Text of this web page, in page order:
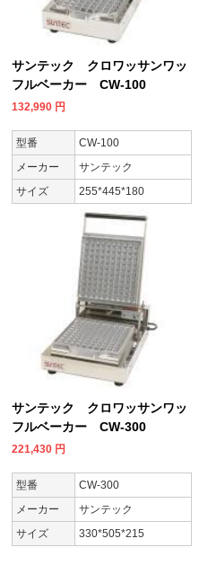
サンテック クロワッサンワッ
フルベーカー CW-100
132,990 円
型番
CW-100
メーカー
サンテック
サイズ
255*445*180
サンテック クロワッサンワッ
フルベーカー CW-300
221,430 円
型番
CW-300
メーカー
サンテック
サイズ
330*505*215